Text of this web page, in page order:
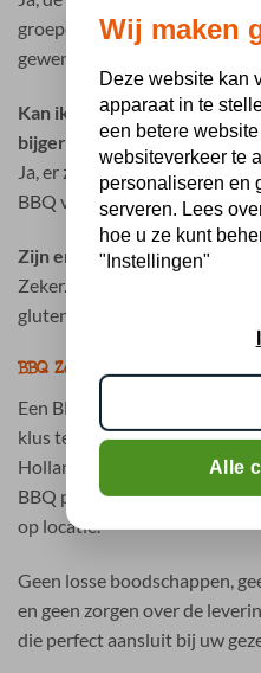
groepen en kunnen
gewenste aantal personen.
Kan ik BBQ vlees bestellen
bijgerechten?
Ja, er zijn complete BBQ
BBQ vlees, salades, sauzen
Zijn er ook halal en
Zeker. BBQ Holland biedt
glutenvrije mogelijkheden
BBQ Zoetermeer bestellen
Een BBQ organiseren in
klus te zijn. Met de complete
Holland regelt u alles
BBQ pakket, plaatst uw
op locatie.
Geen losse boodschappen,
en geen zorgen over de
die perfect aansluit bij uw
Wij maken
Deze website kan
apparaat in te
een betere
websiteverkeer te
personaliseren en
serveren. Lees
hoe u ze kunt
"Instellingen"
Alle